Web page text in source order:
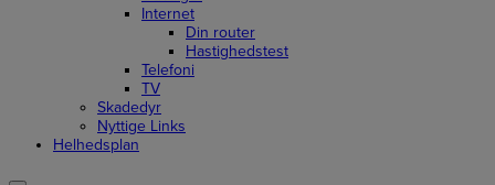
Internet
Din router
Hastighedstest
Telefoni
TV
Skadedyr
Nyttige Links
Helhedsplan